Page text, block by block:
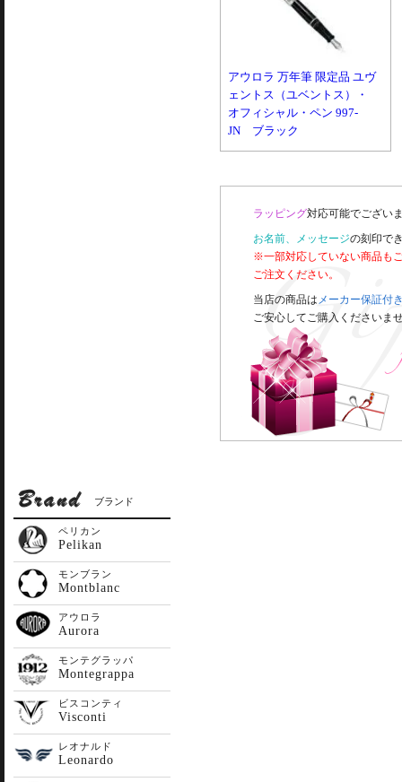
アウロラ 万年筆 限定品 ユヴ
ェントス（ユベントス）・
オフィシャル・ペン 997-
JN ブラック
ラッピング対応可能でござい
お名前、メッセージの刻印で
※一部対応していない商品も
ご注文ください。
当店の商品は メーカー保証付
ご安心してご購入くださいま
ブランド
ペリカン
Pelikan
モンブラン
Montblanc
アウロラ
Aurora
モンテグラッパ
Montegrappa
ビスコンティ
Visconti
レオナルド
Leonardo